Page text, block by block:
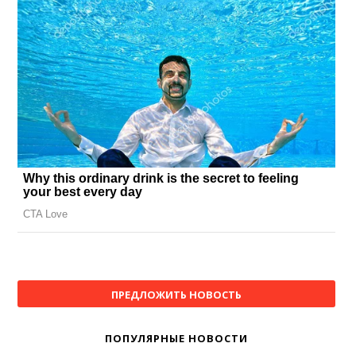
ПРЕДЛОЖИТЬ НОВОСТЬ
ПОПУЛЯРНЫЕ НОВОСТИ